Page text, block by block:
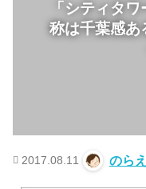
「シティタ
称は千葉感あ
2017.08.11 のら